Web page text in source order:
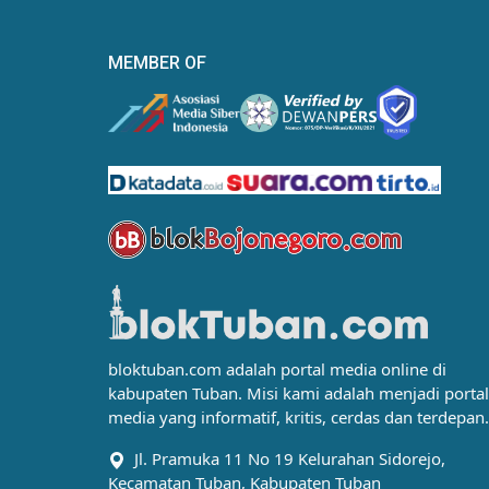
MEMBER OF
bloktuban.com adalah portal media online di
kabupaten Tuban. Misi kami adalah menjadi portal
media yang informatif, kritis, cerdas dan terdepan.
Jl. Pramuka 11 No 19 Kelurahan Sidorejo,
Kecamatan Tuban, Kabupaten Tuban